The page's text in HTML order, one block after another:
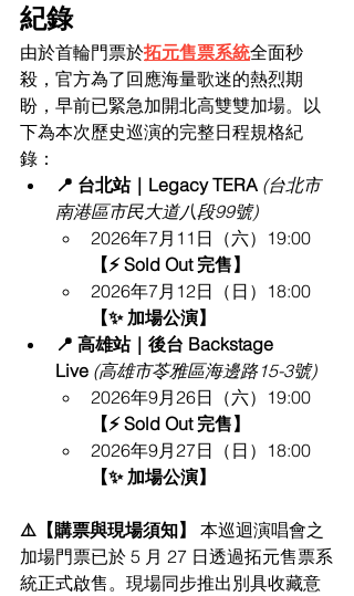
紀錄
由於首輪門票於拓元售票系統全面秒
殺，官方為了回應海量歌迷的熱烈期
盼，早前已緊急加開北高雙雙加場。以
下為本次歷史巡演的完整日程規格紀
錄：
📍 台北站｜Legacy TERA (台北市
南港區市民大道八段99號)
2026年7月11日（六）19:00
【⚡ Sold Out 完售】
2026年7月12日（日）18:00
【✨ 加場公演】
📍 高雄站｜後台 Backstage
Live (高雄市苓雅區海邊路15-3號)
2026年9月26日（六）19:00
【⚡ Sold Out 完售】
2026年9月27日（日）18:00
【✨ 加場公演】
⚠️【購票與現場須知】
本巡迴演唱會之
加場門票已於 5 月 27 日透過拓元售票系
統正式啟售。現場同步推出別具收藏意